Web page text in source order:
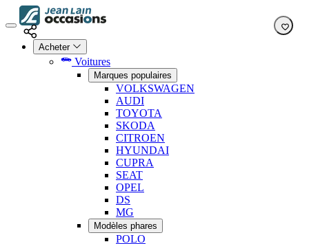
Acheter
Voitures
Marques populaires
VOLKSWAGEN
AUDI
TOYOTA
SKODA
CITROEN
HYUNDAI
CUPRA
SEAT
OPEL
DS
MG
Modèles phares
POLO